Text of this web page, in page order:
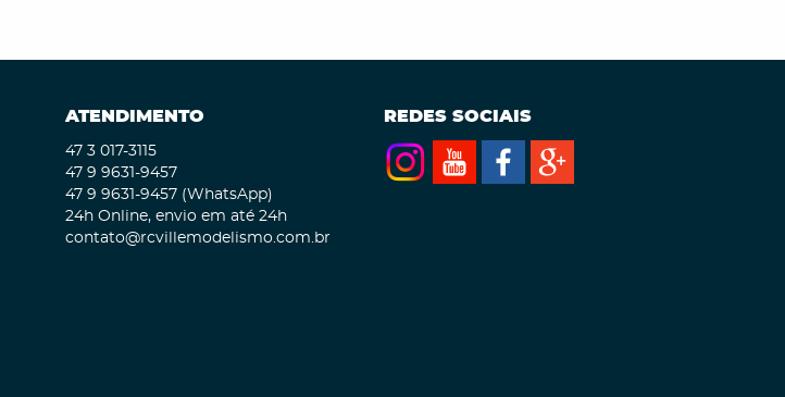
ATENDIMENTO
47 3 017-3115
47 9 9631-9457
47 9 9631-9457 (WhatsApp)
24h Online, envio em até 24h
contato@rcvillemodelismo.com.br
REDES SOCIAIS